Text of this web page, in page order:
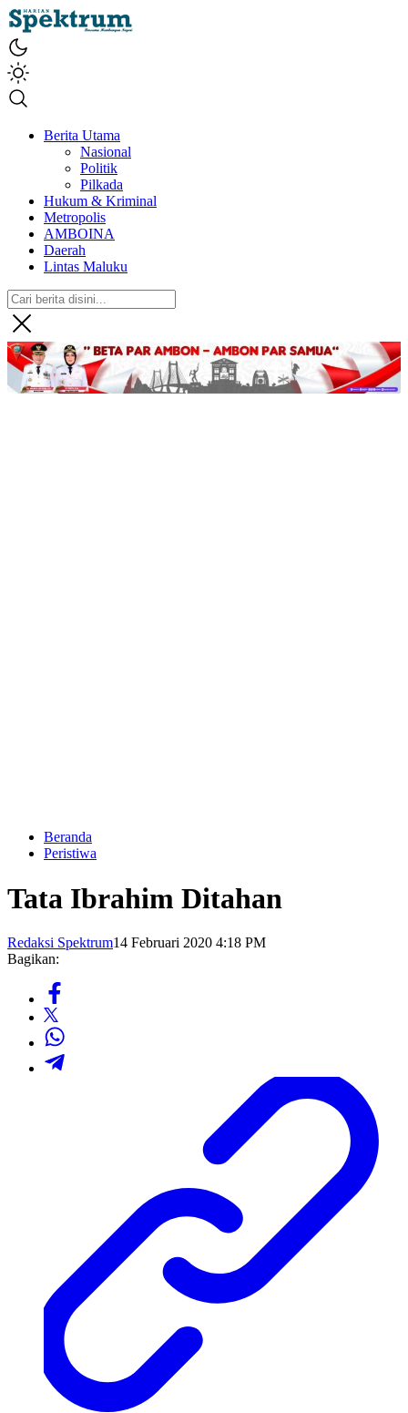
spektrumonline.com
Berita Utama
Nasional
Politik
Pilkada
Hukum & Kriminal
Metropolis
AMBOINA
Daerah
Lintas Maluku
Beranda
Peristiwa
Tata Ibrahim Ditahan
Redaksi Spektrum14 Februari 2020 4:18 PM
Bagikan: